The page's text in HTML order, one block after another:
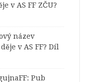
v AS FF ZČU?
název
v AS FF? Díl
: Pub